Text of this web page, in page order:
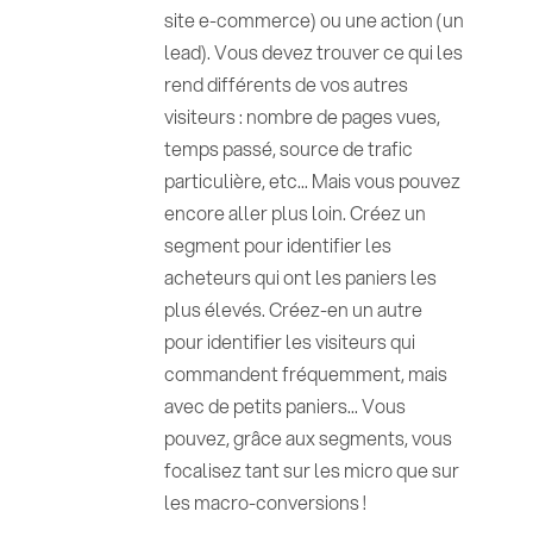
site e-commerce) ou une action (un
lead). Vous devez trouver ce qui les
rend différents de vos autres
visiteurs : nombre de pages vues,
temps passé, source de trafic
particulière, etc... Mais vous pouvez
encore aller plus loin. Créez un
segment pour identifier les
acheteurs qui ont les paniers les
plus élevés. Créez-en un autre
pour identifier les visiteurs qui
commandent fréquemment, mais
avec de petits paniers... Vous
pouvez, grâce aux segments, vous
focalisez tant sur les micro que sur
les macro-conversions !